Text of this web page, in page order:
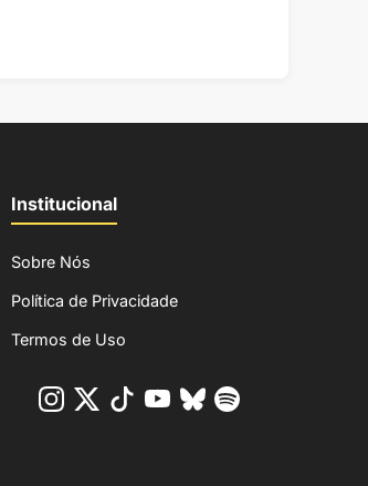
Institucional
Sobre Nós
Política de Privacidade
Termos de Uso